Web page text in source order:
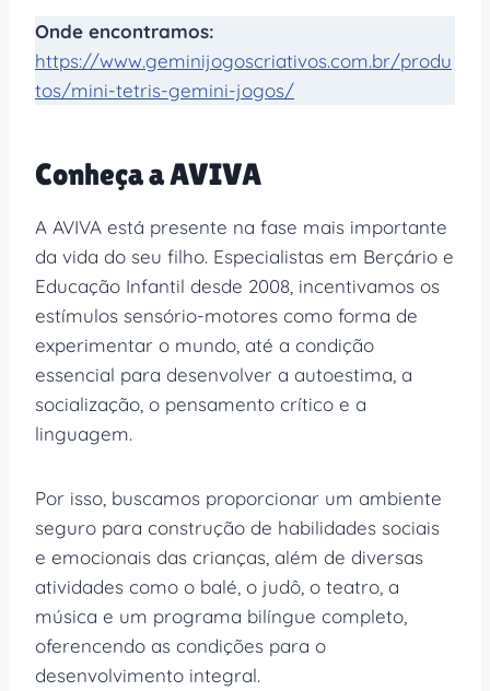
Onde encontramos:
https://www.geminijogoscriativos.com.br/produ
tos/mini-tetris-gemini-jogos/
Conheça a AVIVA
A AVIVA está presente na fase mais importante
da vida do seu filho. Especialistas em Berçário e
Educação Infantil desde 2008, incentivamos os
estímulos sensório-motores como forma de
experimentar o mundo, até a condição
essencial para desenvolver a autoestima, a
socialização, o pensamento crítico e a
linguagem.
Por isso, buscamos proporcionar um ambiente
seguro para construção de habilidades sociais
e emocionais das crianças, além de diversas
atividades como o balé, o judô, o teatro, a
música e um programa bilíngue completo,
oferencendo as condições para o
desenvolvimento integral.